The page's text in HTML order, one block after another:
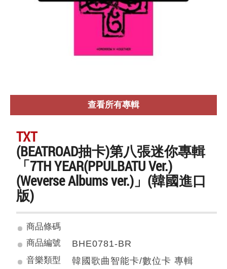
查看所有專輯
TXT
(BEATROAD抽卡)第八張迷你專輯
「7TH YEAR(PPULBATU Ver.)
(Weverse Albums ver.)」(韓國進口
版)
商品條碼
商品編號
BHE0781-BR
音樂類型 韓國歌曲智能卡/數位卡 專輯